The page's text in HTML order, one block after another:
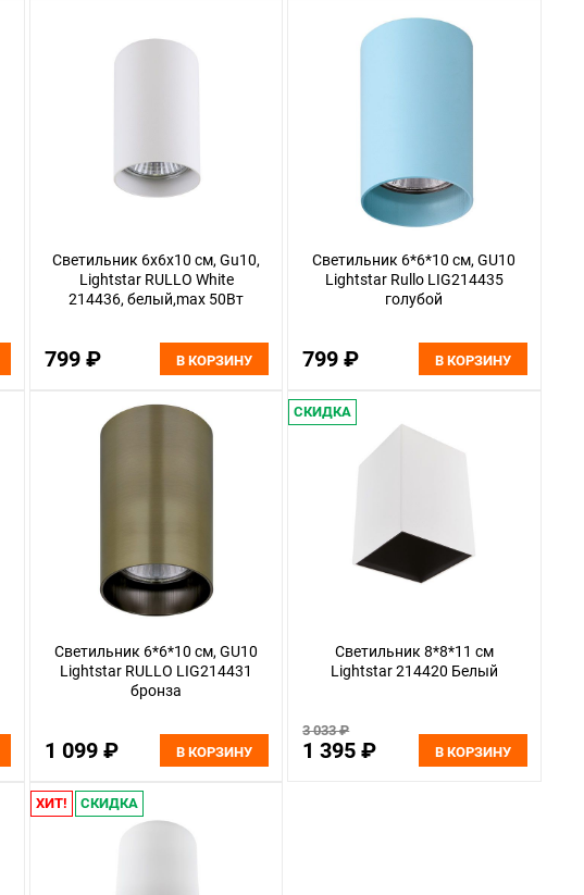
Светильник 6x6x10 см, Gu10,
Lightstar RULLO White
214436, белый,max 50Вт
799 ₽ В КОРЗИНУ
Светильник 6*6*10 см, GU10
Lightstar Rullo LIG214435
голубой
799 ₽ В КОРЗИНУ
Светильник 6*6*10 см, GU10
Lightstar RULLO LIG214431
бронза
1 099 ₽ В КОРЗИНУ
СКИДКА
Светильник 8*8*11 см
Lightstar 214420 Белый
3 033 ₽
1 395 ₽ В КОРЗИНУ
ХИТ! СКИДКА